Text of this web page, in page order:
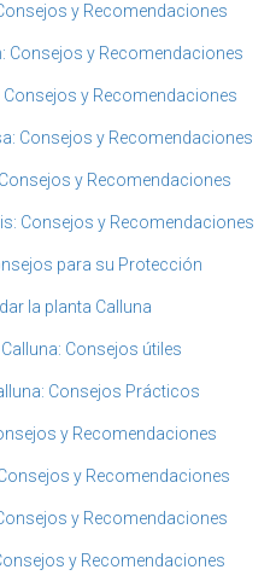
y Recomendaciones
Consejos y Recomendaciones
y Recomendaciones
Consejos y Recomendaciones
y Recomendaciones
Consejos y Recomendaciones
para su Protección
la planta Calluna
Consejos útiles
Consejos Prácticos
y Recomendaciones
y Recomendaciones
y Recomendaciones
y Recomendaciones